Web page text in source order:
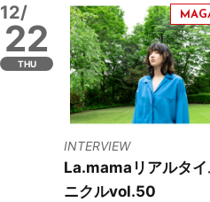
12/
22
THU
INTERVIEW
La.mamaリアルタイ
ニクルvol.50